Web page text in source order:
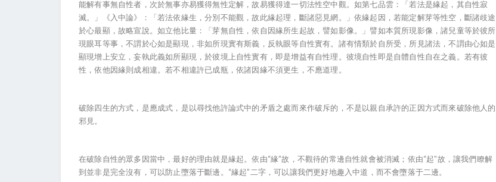
能解有事無自性者，次於無事亦易獲得無性定解，故易獲得達一切法性空中觀。如第七品雲：「若法是緣起，其自性寂
滅。」《入中論》：「若法依緣生，分別不能觀，故此緣起理，斷諸惡見網。」依緣起因，若能定解芽等性空，斷諸歧途
於心最顯，故略宣說。如立他比量：「芽無自性，依自因緣所生起故，譬如影像。」譬如本質所現影像，諸兒童等於彼所
現眼耳等事，不謂於心如是顯現，非如所現實有斯義，反執眼等自性實有。諸有情類於自所受，所見諸法，不謂由心如是
顯現增上安立，妄執此義如所顯現，於彼境上自性實有，即是增益有自性理。彼境自性即是自體自性自在之義。若有彼
性，依他因緣則成相違。若不相違許已成瓶，依諸因緣不須更生，不應道理。
破除四生的方式，是應成式，是以尋找他許論式中的矛盾之處而來作破斥的，不是以親自承許的正因方式而來破除他人的
邪見。
在破除自性的眾多因當中，最好的理由就是緣起。依由“緣”故，不觀待的常邊自性就會被消滅；依由“起”故，讓我們瞭解
到並非是完全沒有，可以防止墮落于斷邊。“緣起”二字，可以讓我們更好地趣入中道，而不會墮落于二邊。